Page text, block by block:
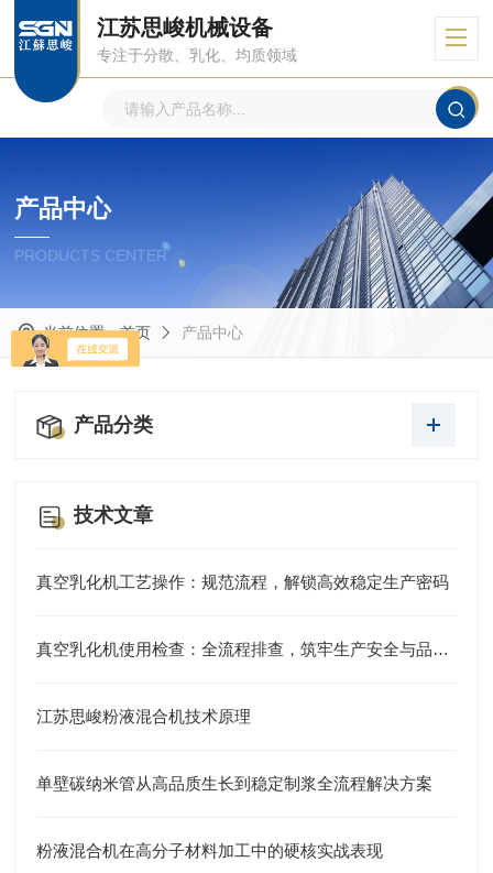
江苏思峻机械设备
专注于分散、乳化、均质领域
产品中心
PRODUCTS CENTER
当前位置：首页 产品中心
产品分类
技术文章
真空乳化机工艺操作：规范流程，解锁高效稳定生产密码
真空乳化机使用检查：全流程排查，筑牢生产安全与品质防线
江苏思峻粉液混合机技术原理
单壁碳纳米管从高品质生长到稳定制浆全流程解决方案
粉液混合机在高分子材料加工中的硬核实战表现